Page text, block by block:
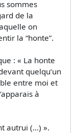
sommes
de la
on
la “honte”.
: « La honte
quelqu’un
entre moi et
à
autrui (…) ».